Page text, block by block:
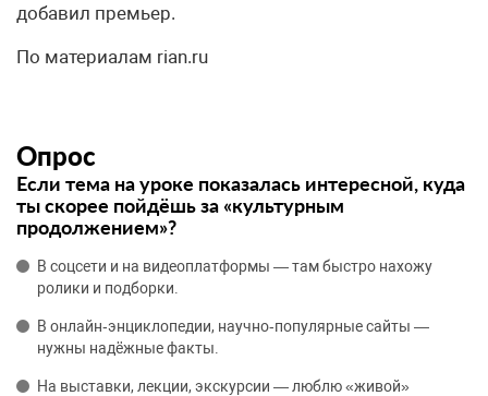
добавил премьер.
По материалам rian.ru
Опрос
Если тема на уроке показалась интересной, куда
ты скорее пойдёшь за «культурным
продолжением»?
В соцсети и на видеоплатформы — там быстро нахожу
ролики и подборки.
В онлайн‑энциклопедии, научно‑популярные сайты —
нужны надёжные факты.
На выставки, лекции, экскурсии — люблю «живой»